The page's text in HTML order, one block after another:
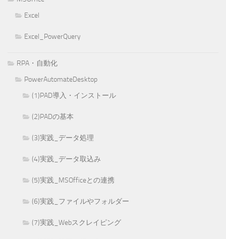
Excel
Excel_PowerQuery
RPA・自動化
PowerAutomateDesktop
(1)PAD導入・インストール
(2)PADの基本
(3)実践_データ処理
(4)実践_データ取込み
(5)実践_MSOfficeとの連携
(6)実践_ファイルやフォルダー
(7)実践_Webスクレイピング